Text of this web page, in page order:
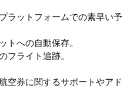
ラットフォームでの素早い予
トへの自動保存。
フライト追跡。
空券に関するサポートやアド